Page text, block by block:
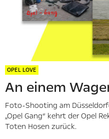
OPEL LOVE
An einem
Foto-Shooting am
„Opel Gang“ kehrt der Opel
Toten Hosen zurück.